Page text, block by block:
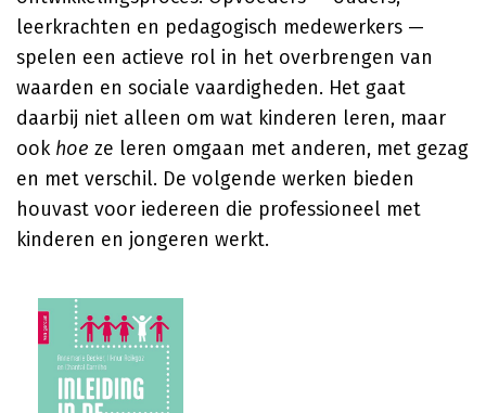
leerkrachten en pedagogisch medewerkers —
spelen een actieve rol in het overbrengen van
waarden en sociale vaardigheden. Het gaat
daarbij niet alleen om wat kinderen leren, maar
ook hoe ze leren omgaan met anderen, met gezag
en met verschil. De volgende werken bieden
houvast voor iedereen die professioneel met
kinderen en jongeren werkt.